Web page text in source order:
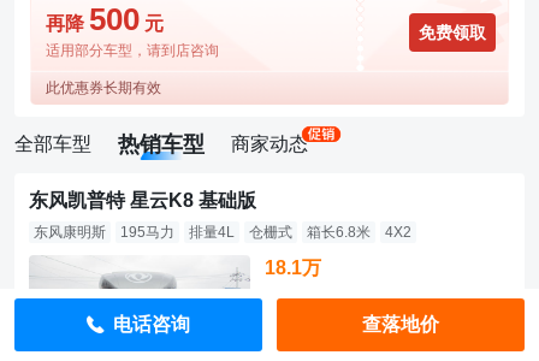
再降 500 元
适用部分车型，请到店咨询
免费领取
此优惠券长期有效
全部车型 热销车型 商家动态
东风凯普特 星云K8 基础版
东风康明斯 195马力 排量4L 仓栅式 箱长6.8米 4X2
18.1万
直降700元
指导价：18.17万
电话咨询 查落地价